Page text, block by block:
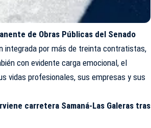
de Obras Públicas del Senado
integrada por más de treinta contratistas,
con evidente carga emocional, el
vidas profesionales, sus empresas y sus
carretera Samaná-Las Galeras tras